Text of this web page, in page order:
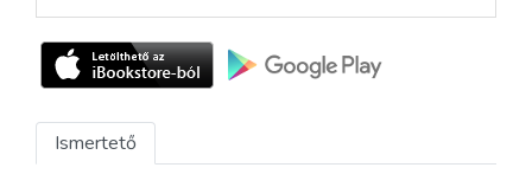
Ismertető